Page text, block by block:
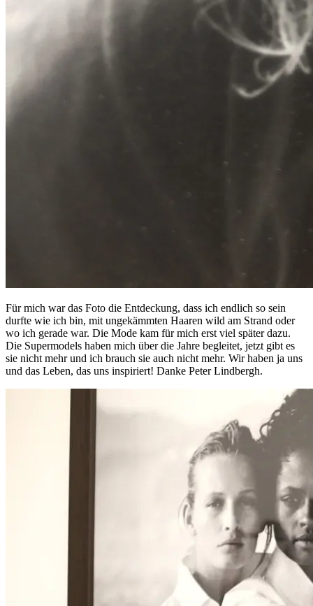
Für mich war das Foto die Entdeckung, dass ich endlich so sein
durfte wie ich bin, mit ungekämmten Haaren wild am Strand oder
wo ich gerade war. Die Mode kam für mich erst viel später dazu.
Die Supermodels haben mich über die Jahre begleitet, jetzt gibt es
sie nicht mehr und ich brauch sie auch nicht mehr. Wir haben ja uns
und das Leben, das uns inspiriert! Danke Peter Lindbergh.